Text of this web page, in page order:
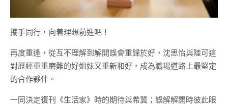
攜手同行，向着理想前進吧！
再度重逢，從互不理解到解開誤會重歸於好，沈思怡與陸可這
對歷經重重磨難的好姐妹又重新和好，成為職場道路上最堅定
的合作夥伴。
一同決定復刊《生活家》時的期待與希冀；誤解解開時彼此眼